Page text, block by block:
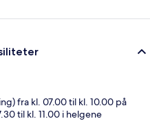
fra kl. 07.00 til kl. 10.00 på
til kl. 11.00 i helgene